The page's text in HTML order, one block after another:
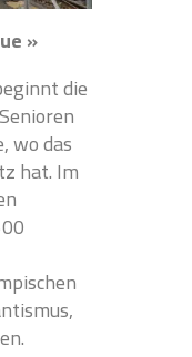
»
die
wo das
hat. Im